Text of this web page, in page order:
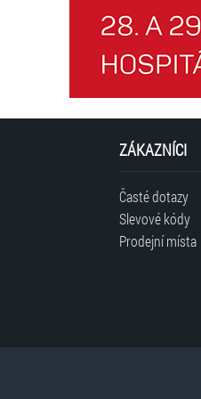
ZÁKAZNÍCI
Časté dotazy
Slevové kódy
Prodejní místa